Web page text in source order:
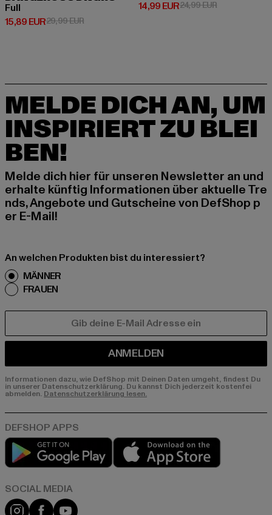
Full
15,89 EUR
Derzeitiger Preis: 15,89 EUR
29,99 EURAktionspreis: 29,99 EUR
14,99 EUR
Derzeitiger Preis: 14,99 EUR
24,99 EURAktionspreis:
MELDE DICH AN, UM
INSPIRIERT ZU BLEI
BEN!
Melde dich hier für unseren Newsletter an und
erhalte künftig Informationen über aktuelle Tre
nds, Angebote und Gutscheine von DefShop p
er E-Mail!
An welchen Produkten bist du interessiert?
MÄNNER
FRAUEN
ANMELDEN
Informationen dazu, wie DefShop mit Deinen Daten umgeht, findest Du
in unserer Datenschutzerklärung. Du kannst Dich jederzeit kostenfei
abmelden. Datenschutzerklärung lesen.
Play market
Instagram
FacebookYouTube